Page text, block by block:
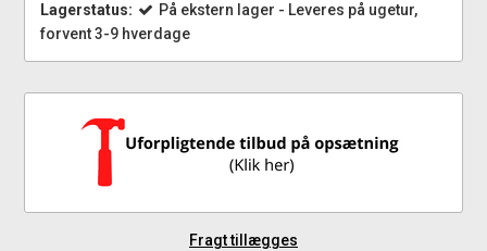
Lagerstatus:
På ekstern lager - Leveres på ugetur,
forvent 3-9 hverdage
Fragt tillægges